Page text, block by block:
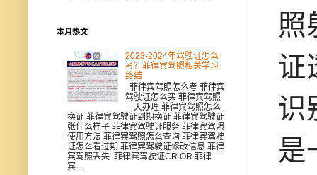
照
证
识
是
本月热文
2023-2024年驾驶证怎么
考？菲律宾驾照相关学习
终结
菲律宾驾照怎么考 菲律宾
驾驶证怎么买 菲律宾驾照
一天办理 菲律宾驾照怎么
换证 菲律宾驾驶证到期换证 菲律宾驾驶证
张什么样子 菲律宾驾驶证服务 菲律宾驾照
使用方法 菲律宾驾照怎么查询 菲律宾驾驶
证怎么看过期 菲律宾驾驶证修改信息 菲律
宾驾照丢失 菲律宾驾驶证CR OR 菲律
宾...